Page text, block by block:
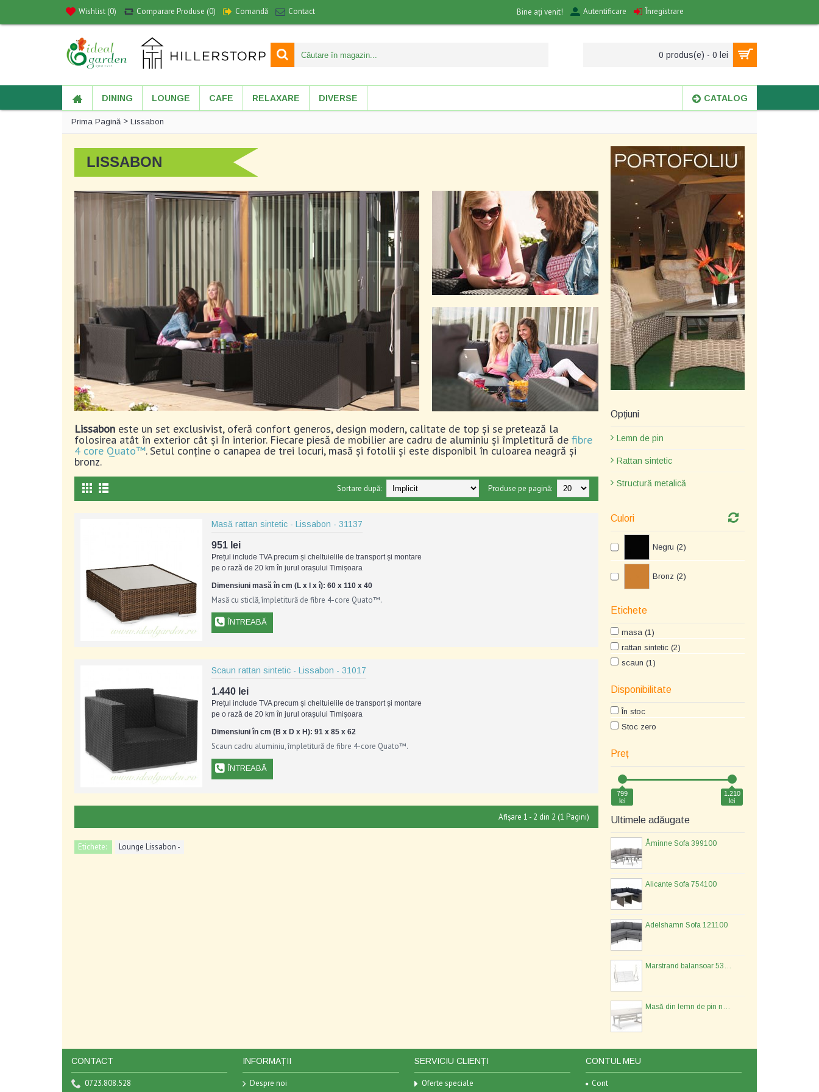
Wishlist (0) Comparare Produse (0) Comandă Contact Bine ați venit! Autentificare Înregistrare
0 produs(e) - 0 lei
DINING LOUNGE CAFE RELAXARE DIVERSE CATALOG
Prima Pagină > Lissabon
Opțiuni
Lemn de pin
Rattan sintetic
Structură metalică
Culori
Negru (2)
Bronz (2)
Etichete
masa (1)
rattan sintetic (2)
scaun (1)
Disponibilitate
În stoc
Stoc zero
Preț
799
lei
1.210
lei
Ultimele adăugate
Åminne Sofa 399100
Alicante Sofa 754100
Adelshamn Sofa 121100
Marstrand balansoar 533477
Masă din lemn de pin nordic - 134577
LISSABON
Lissabon este un set exclusivist, oferă confort generos, design modern, calitate de top și se pretează la
folosirea atât în exterior cât și în interior. Fiecare piesă de mobilier are cadru de aluminiu și împletitură de fibre
4 core Quato™. Setul conține o canapea de trei locuri, masă și fotolii și este disponibil în culoarea neagră și
bronz.
Produse pe pagină:
Sortare după:
Masă rattan sintetic - Lissabon - 31137
951 lei
Prețul include TVA precum și cheltuielile de transport și montare
pe o rază de 20 km în jurul orașului Timișoara
Dimensiuni masă în cm (L x l x î): 60 x 110 x 40
Masă cu sticlă, împletitură de fibre 4-core Quato™.
ÎNTREABĂ
Scaun rattan sintetic - Lissabon - 31017
1.440 lei
Prețul include TVA precum și cheltuielile de transport și montare
pe o rază de 20 km în jurul orașului Timișoara
Dimensiuni în cm (B x D x H): 91 x 85 x 62
Scaun cadru aluminiu, împletitură de fibre 4-core Quato™.
ÎNTREABĂ
Afișare 1 - 2 din 2 (1 Pagini)
Etichete: Lounge Lissabon -
CONTACT
0723.808.528
INFORMAȚII
Despre noi
SERVICIU CLIENȚI
Oferte speciale
CONTUL MEU
Cont